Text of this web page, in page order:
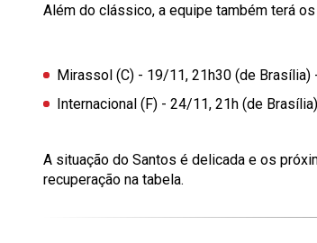
Além do clássico, a equipe também terá
Mirassol (C) - 19/11, 21h30 (de Brasília)
Internacional (F) - 24/11, 21h (de
A situação do Santos é delicada e os
recuperação na tabela.